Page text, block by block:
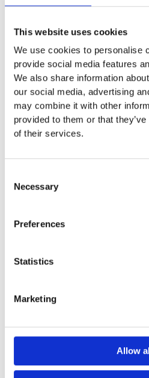
This website uses cookies
We use cookies to personalise
provide social media features
We also share information
our social media, advertising
may combine it with other
provided to them or that
of their services.
Selection
Necessary
Preferences
Statistics
Marketing
Allow
S006
Climbing Arch (ersätter 1 vägg)
30 000 :-
1 000:-